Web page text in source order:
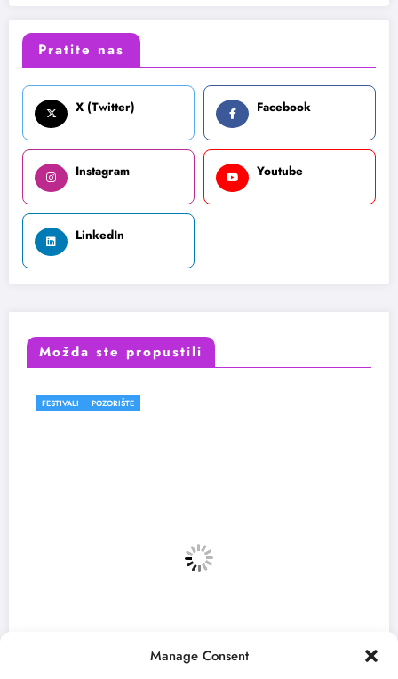
Manage Consent
Pratite nas
X (Twitter) Facebook
Instagram Youtube
LinkedIn
Možda ste propustili